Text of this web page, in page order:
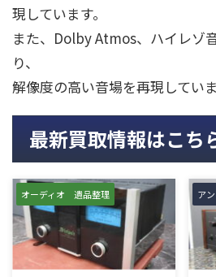
現しています。
また、Dolby Atmos、ハイレゾ
り、
解像度の高い音場を再現していま
最新買取情報はこち
オーディオ 遺品整理 ア